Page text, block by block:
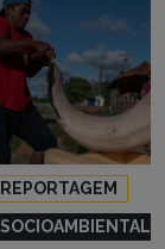
REPORTAGEM
SOCIOAMBIENTAL